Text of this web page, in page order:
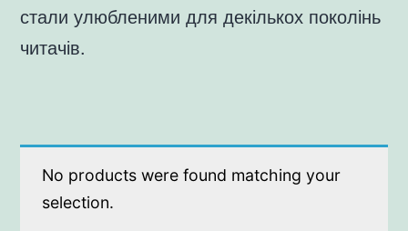
стали улюбленими для декількох поколінь
читачів.
No products were found matching your
selection.